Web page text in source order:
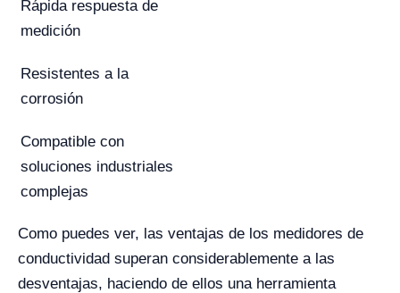
Rápida respuesta de
medición
Resistentes a la
corrosión
Compatible con
soluciones industriales
complejas
Como puedes ver, las ventajas de los medidores de
conductividad superan considerablemente a las
desventajas, haciendo de ellos una herramienta